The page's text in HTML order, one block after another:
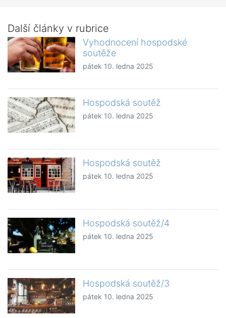
Další články v rubrice
Vyhodnocení hospodské
soutěže
pátek 10. ledna 2025
Hospodská soutěž
pátek 10. ledna 2025
Hospodská soutěž
pátek 10. ledna 2025
Hospodská soutěž/4
pátek 10. ledna 2025
Hospodská soutěž/3
pátek 10. ledna 2025